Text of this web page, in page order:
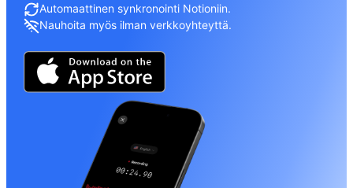
Automaattinen synkronointi Notioniin.
Nauhoita myös ilman verkkoyhteyttä.